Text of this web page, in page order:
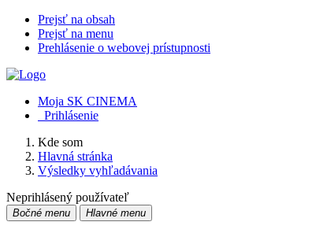
Prejsť na obsah
Prejsť na menu
Prehlásenie o webovej prístupnosti
Moja SK CINEMA
Prihlásenie
Kde som
Hlavná stránka
Výsledky vyhľadávania
Neprihlásený používateľ
Bočné menu Hlavné menu